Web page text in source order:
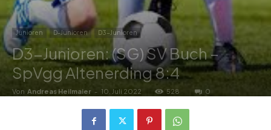
Junioren D-Junioren D3-Junioren
D3-Junioren: (SG) SV Buch –
SpVgg Altenerding 8:4
Von Andreas Heilmaier - 10. Juli 2022 528 0